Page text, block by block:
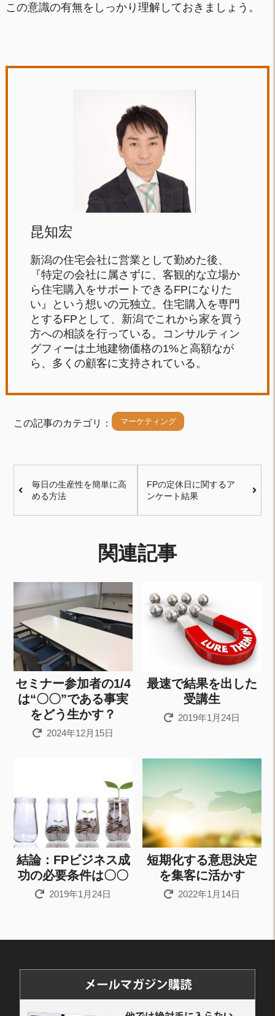
この意識の有無をしっかり理解しておきましょう。
昆知宏
新潟の住宅会社に営業として勤めた後、
『特定の会社に属さずに、客観的な立場か
ら住宅購入をサポートできるFPになりた
い』という想いの元独立。住宅購入を専門
とするFPとして、新潟でこれから家を買う
方への相談を行っている。コンサルティン
グフィーは土地建物価格の1%と高額なが
ら、多くの顧客に支持されている。
この記事のカテゴリ： マーケティング
毎日の生産性を簡単に高
める方法
FPの定休日に関するア
ンケート結果
関連記事
セミナー参加者の1/4
は“〇〇”である事実
をどう生かす？
2024年12月15日
最速で結果を出した
受講生
2019年1月24日
結論：FPビジネス成
功の必要条件は〇〇
2019年1月24日
短期化する意思決定
を集客に活かす
2022年1月14日